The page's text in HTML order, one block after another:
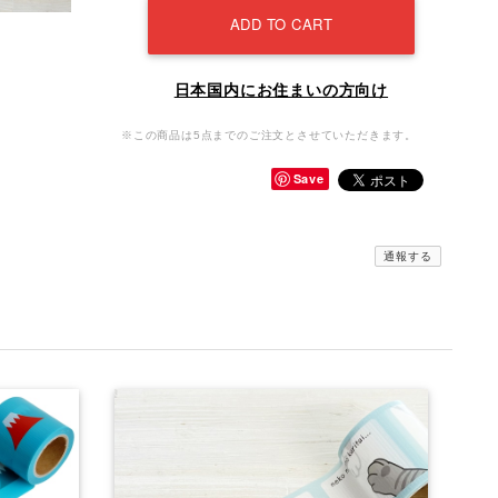
ADD TO CART
日本国内にお住まいの方向け
※この商品は5点までのご注文とさせていただきます。
Save
通報する